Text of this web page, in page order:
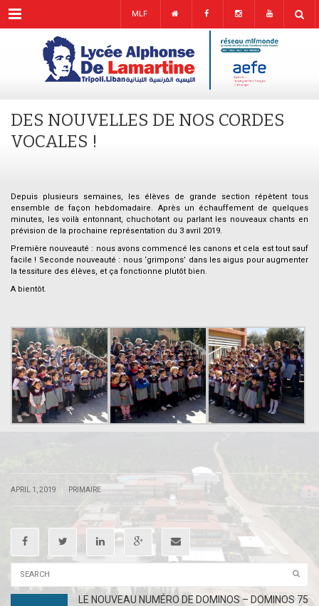
Menu MLF
DES NOUVELLES DE NOS CORDES
VOCALES !
Depuis plusieurs semaines, les élèves de grande section répètent tous
ensemble de façon hebdomadaire. Après un échauffement de quelques
minutes, les voilà entonnant, chuchotant ou parlant les nouveaux chants en
prévision de la prochaine représentation du 3 avril 2019.
Première nouveauté : nous avons commencé les canons et cela est tout sauf
facile ! Seconde nouveauté : nous ‘grimpons’ dans les aigus pour augmenter
la tessiture des élèves, et ça fonctionne plutôt bien.
A bientôt.
APRIL 1, 2019 PRIMAIRE |
LE NOUVEAU NUMÉRO DE DOMINOS – DOMINOS 75